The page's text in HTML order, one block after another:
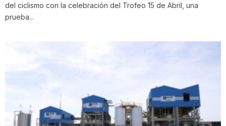
a
d
e
del ciclismo con la celebración del Trofeo 15 de Abril, una
prueba...